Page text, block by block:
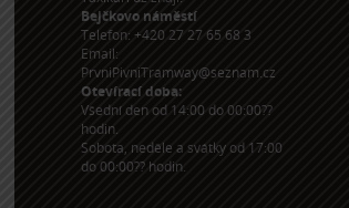
Bejčkovo náměstí
Telefon: +420 27 27 65 68 3
Email:
PrvniPivniTramway@seznam.cz
Otevírací doba:
Všední den od 14:00 do 00:00??
hodin.
Sobota, neděle a svátky od 17:00
do 00:00?? hodin.